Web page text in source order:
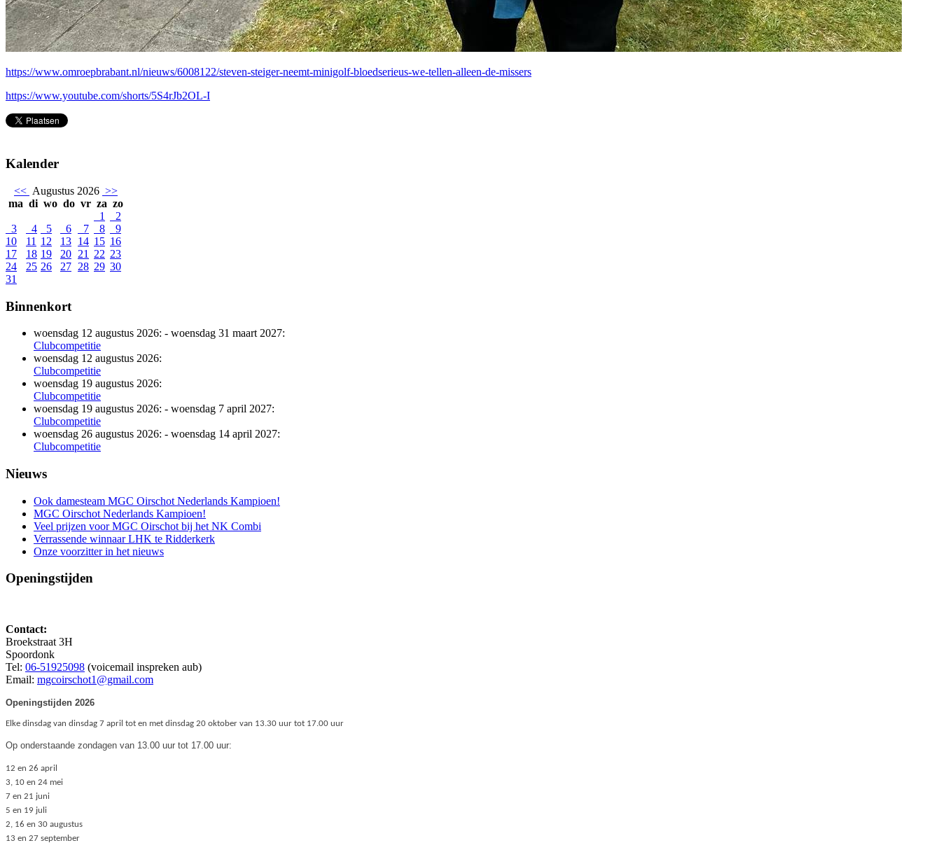
https://www.omroepbrabant.nl/nieuws/6008122/steven-steiger-neemt-minigolf-bloedserieus-we-tellen-alleen-de-missers
https://www.youtube.com/shorts/5S4rJb2OL-I
Kalender
<< Augustus 2026 >>
ma di wo do vr za zo
1
2
3
4 5 6 7 8
9
10
11 12 13 14 15 16
17
18 19 20 21 22 23
24
25 26 27 28 29 30
31
Binnenkort
woensdag 12 augustus 2026: - woensdag 31 maart 2027:
Clubcompetitie
woensdag 12 augustus 2026:
Clubcompetitie
woensdag 19 augustus 2026:
Clubcompetitie
woensdag 19 augustus 2026: - woensdag 7 april 2027:
Clubcompetitie
woensdag 26 augustus 2026: - woensdag 14 april 2027:
Clubcompetitie
Nieuws
Ook damesteam MGC Oirschot Nederlands Kampioen!
MGC Oirschot Nederlands Kampioen!
Veel prijzen voor MGC Oirschot bij het NK Combi
Verrassende winnaar LHK te Ridderkerk
Onze voorzitter in het nieuws
Openingstijden
Contact:
Broekstraat 3H
Spoordonk
Tel: 06-51925098 (voicemail inspreken aub)
Email: mgcoirschot1@gmail.com
Openingstijden 2026
Elke dinsdag van dinsdag 7 april tot en met dinsdag 20 oktober van 13.30 uur tot 17.00 uur
Op onderstaande zondagen van 13.00 uur tot 17.00 uur:
12 en 26 april
3, 10 en 24 mei
7 en 21 juni
5 en 19 juli
2, 16 en 30 augustus
13 en 27 september